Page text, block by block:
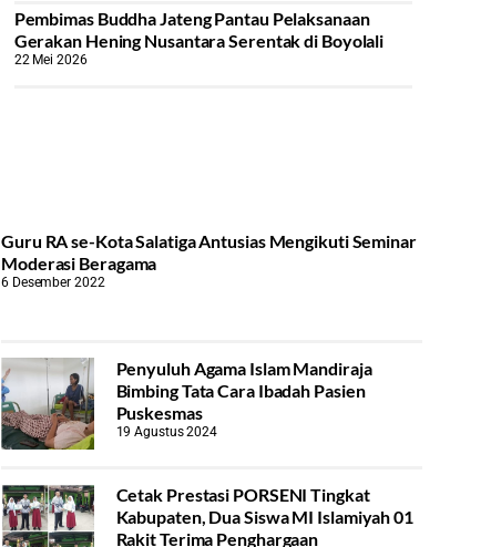
‎Pembimas Buddha Jateng Pantau Pelaksanaan
Gerakan Hening Nusantara Serentak di Boyolali
22 Mei 2026
Guru RA se-Kota Salatiga Antusias Mengikuti Seminar
Moderasi Beragama
6 Desember 2022
Penyuluh Agama Islam Mandiraja
Bimbing Tata Cara Ibadah Pasien
Puskesmas
19 Agustus 2024
Cetak Prestasi PORSENI Tingkat
Kabupaten, Dua Siswa MI Islamiyah 01
Rakit Terima Penghargaan